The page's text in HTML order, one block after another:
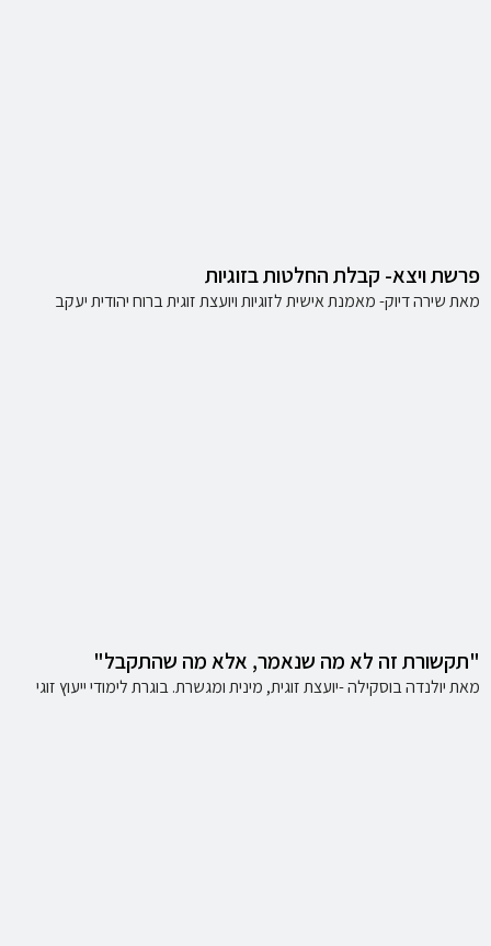
פרשת ויצא- קבלת החלטות בזוגיות
מאת שירה דיוק- מאמנת אישית לזוגיות ויועצת זוגית ברוח יהודית יעקב
"תקשורת זה לא מה שנאמר, אלא מה שהתקבל"
מאת יולנדה בוסקילה -יועצת זוגית, מינית ומגשרת. בוגרת לימודי ייעוץ זוגי